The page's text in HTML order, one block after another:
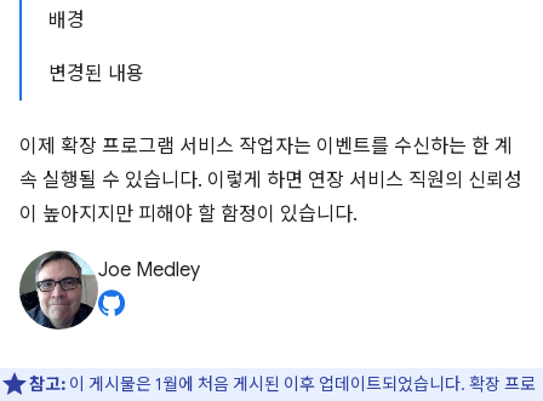
배경
변경된 내용
이제 확장 프로그램 서비스 작업자는 이벤트를 수신하는 한 계
속 실행될 수 있습니다. 이렇게 하면 연장 서비스 직원의 신뢰성
이 높아지지만 피해야 할 함정이 있습니다.
Joe Medley
참고: 이 게시물은 1월에 처음 게시된 이후 업데이트되었습니다. 확장 프로